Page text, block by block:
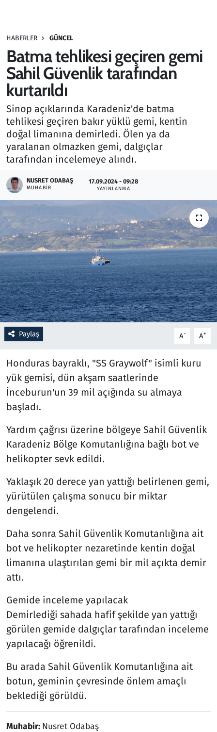
HABERLER GÜNCEL
Batma tehlikesi geçiren gemi
Sahil Güvenlik tarafından
kurtarıldı
Sinop açıklarında Karadeniz'de batma
tehlikesi geçiren bakır yüklü gemi, kentin
doğal limanına demirledi. Ölen ya da
yaralanan olmazken gemi, dalgıçlar
tarafından incelemeye alındı.
NUSRET ODABAŞ
MUHABIR
17.09.2024 - 09:28
YAYINLANMA
Paylaş A- A+
Honduras bayraklı, "SS Graywolf" isimli kuru
yük gemisi, dün akşam saatlerinde
İnceburun'un 39 mil açığında su almaya
başladı.
Yardım çağrısı üzerine bölgeye Sahil Güvenlik
Karadeniz Bölge Komutanlığına bağlı bot ve
helikopter sevk edildi.
Yaklaşık 20 derece yan yattığı belirlenen gemi,
yürütülen çalışma sonucu bir miktar
dengelendi.
Daha sonra Sahil Güvenlik Komutanlığına ait
bot ve helikopter nezaretinde kentin doğal
limanına ulaştırılan gemi bir mil açıkta demir
attı.
Gemide inceleme yapılacak
Demirlediği sahada hafif şekilde yan yattığı
görülen gemide dalgıçlar tarafından inceleme
yapılacağı öğrenildi.
Bu arada Sahil Güvenlik Komutanlığına ait
botun, geminin çevresinde önlem amaçlı
beklediği görüldü.
Muhabir: Nusret Odabaş
Haber
Kültür Sanat
Kurumsal Haberler
Lezzet Durağı
Memur ve Kamu
Otomobil
Oyun
Resmi İlanlar
Rüya Tabirleri
Sağlık
Savunma Sanayi
Seçim 2023
Spor
Teknoloji ve Bilim
Televizyon